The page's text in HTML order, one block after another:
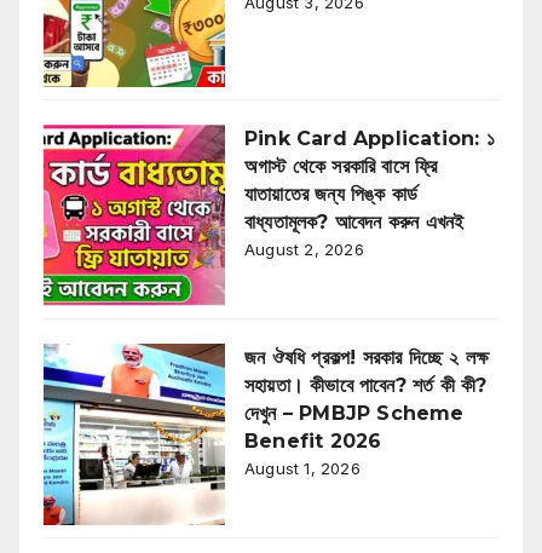
Pink Card Application: ১
অগাস্ট থেকে সরকারি বাসে ফ্রি
যাতায়াতের জন্য পিঙ্ক কার্ড
বাধ্যতামূলক? আবেদন করুন এখনই
August 2, 2026
জন ঔষধি প্রকল্প! সরকার দিচ্ছে ২ লক্ষ
সহায়তা। কীভাবে পাবেন? শর্ত কী কী?
দেখুন – PMBJP Scheme
Benefit 2026
August 1, 2026